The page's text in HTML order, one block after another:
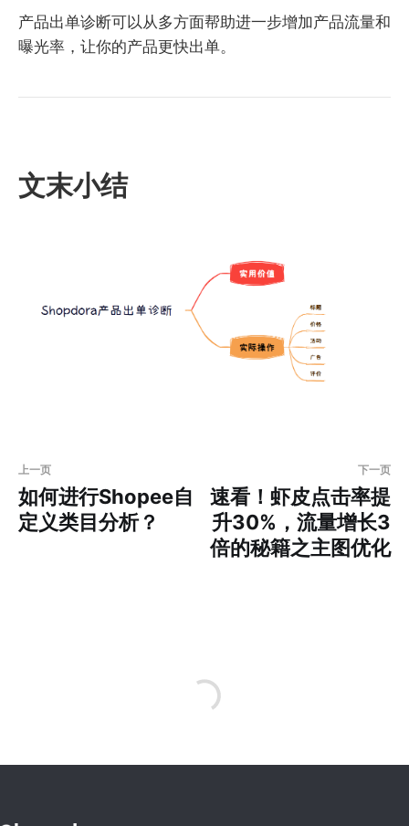
产品出单诊断可以从多方面帮助进一步增加产品流量和
曝光率，让你的产品更快出单。
文末小结
上一页
如何进行Shopee自
定义类目分析？
下一页
速看！虾皮点击率提
升30%，流量增长3
倍的秘籍之主图优化